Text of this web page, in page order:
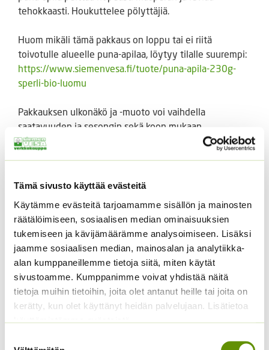
Tämä sivusto käyttää evästeitä
Käytämme evästeitä tarjoamamme sisällön ja mainosten
räätälöimiseen, sosiaalisen median ominaisuuksien
tukemiseen ja kävijämäärämme analysoimiseen. Lisäksi
jaamme sosiaalisen median, mainosalan ja analytiikka-
alan kumppaneillemme tietoja siitä, miten käytät
sivustoamme. Kumppanimme voivat yhdistää näitä
tietoja muihin tietoihin, joita olet antanut heille tai joita on
kerätty, kun olet käyttänyt heidän palvelujaan. Lisätietoa
käyttämistämme evästeistä
tehokkaasti. Houkuttelee pölyttäjiä.
Huom mikäli tämä pakkaus on loppu tai ei riitä
toivotulle alueelle puna-apilaa, löytyy tilalle suurempi:
https://www.siemenvesa.fi/tuote/puna-apila-230g-
sperli-bio-luomu
Pakkauksen ulkonäkö ja -muoto voi vaihdella
saatavuuden ja sesongin sekä koon mukaan.
Tutustu myös
Kerrottu
ryhmäsamettikukka